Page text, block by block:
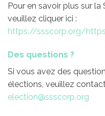
Pour en savoir plus sur la
veuillez cliquer ici :
https://ssscorp.org/
Des questions ?
Si vous avez des
élections, veuillez
election@ssscorp.org